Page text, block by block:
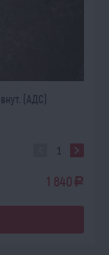
(АДС)
1 840 a